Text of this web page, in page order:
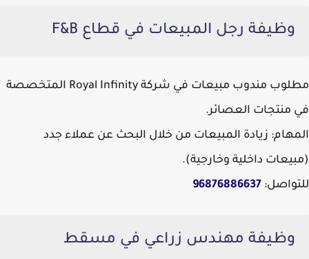
وظيفة رجل المبيعات في قطاع F&B
مطلوب مندوب مبيعات في شركة Royal Infinity المتخصصة
في منتجات العصائر.
المهام: زيادة المبيعات من خلال البحث عن عملاء جدد
(مبيعات داخلية وخارجية).
للتواصل: 96876886637
وظيفة مهندس زراعي في مسقط